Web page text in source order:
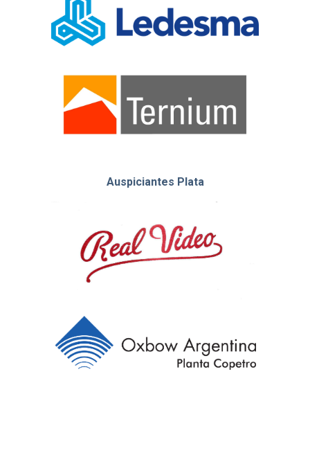
Auspiciantes Plata